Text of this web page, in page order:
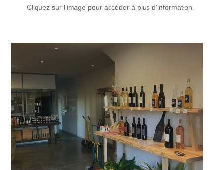
Cliquez sur l’image pour accéder à plus d’information.